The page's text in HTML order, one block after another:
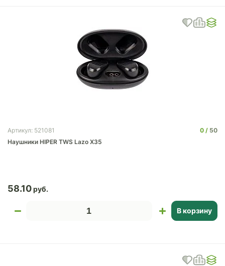
Артикул: 521081 0
50
Наушники HIPER TWS Lazo X35
58.10
В корзину